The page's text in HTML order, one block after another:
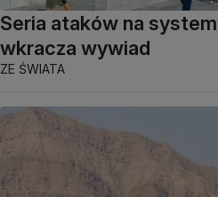
Seria ataków na
wkracza wywiad
ZE ŚWIATA